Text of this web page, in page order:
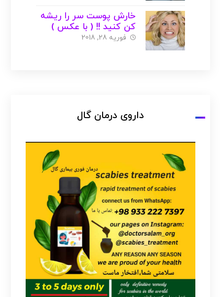
خارش پوست سر را ریشه
کن کنید !! ( با عکس )
فوریه 28, 2018
داروی درمان گال